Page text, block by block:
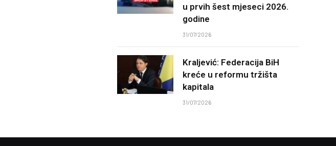
u prvih šest mjeseci 2026.
godine
31/07/2026
Kraljević: Federacija BiH
kreće u reformu tržišta
kapitala
31/07/2026